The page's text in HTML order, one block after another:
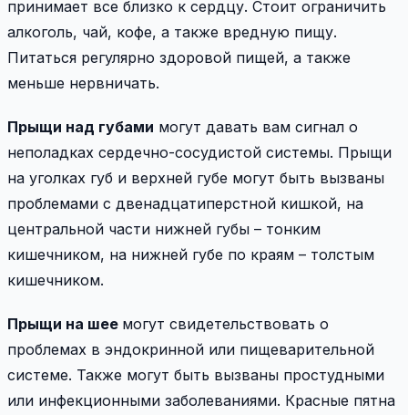
принимает все близко к сердцу. Стоит ограничить
алкоголь, чай, кофе, а также вредную пищу.
Питаться регулярно здоровой пищей, а также
меньше нервничать.
Прыщи над губами могут давать вам сигнал о
неполадках сердечно-сосудистой системы. Прыщи
на уголках губ и верхней губе могут быть вызваны
проблемами с двенадцатиперстной кишкой, на
центральной части нижней губы – тонким
кишечником, на нижней губе по краям – толстым
кишечником.
Прыщи на шее могут свидетельствовать о
проблемах в эндокринной или пищеварительной
системе. Также могут быть вызваны простудными
или инфекционными заболеваниями. Красные пятна